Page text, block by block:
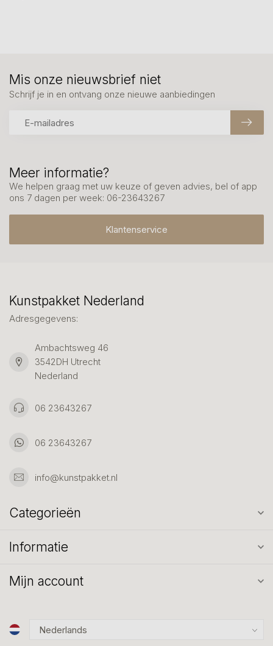
Meer informatie?
We helpen graag met uw keuze of geven advies, bel of app
ons 7 dagen per week: 06-23643267
Klantenservice
Mis onze nieuwsbrief niet
Schrijf je in en ontvang onze nieuwe aanbiedingen
Kunstpakket Nederland
Adresgegevens:
Ambachtsweg 46
3542DH Utrecht
Nederland
06 23643267
06 23643267
info@kunstpakket.nl
Categorieën
Informatie
Mijn account